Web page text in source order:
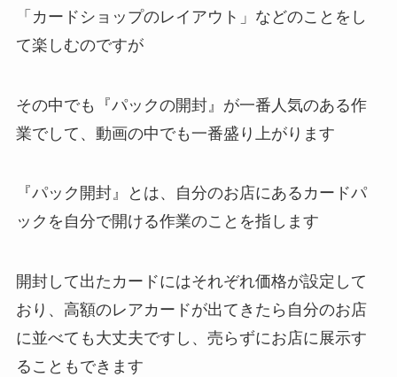
「カードショップのレイアウト」などのことをし
て楽しむのですが
その中でも『パックの開封』が一番人気のある作
業でして、動画の中でも一番盛り上がります
『パック開封』とは、自分のお店にあるカードパ
ックを自分で開ける作業のことを指します
開封して出たカードにはそれぞれ価格が設定して
おり、高額のレアカードが出てきたら自分のお店
に並べても大丈夫ですし、売らずにお店に展示す
ることもできます